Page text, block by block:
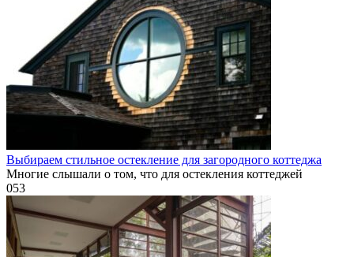
Выбираем стильное остекление для загородного коттеджа
Многие слышали о том, что для остекления коттеджей
053